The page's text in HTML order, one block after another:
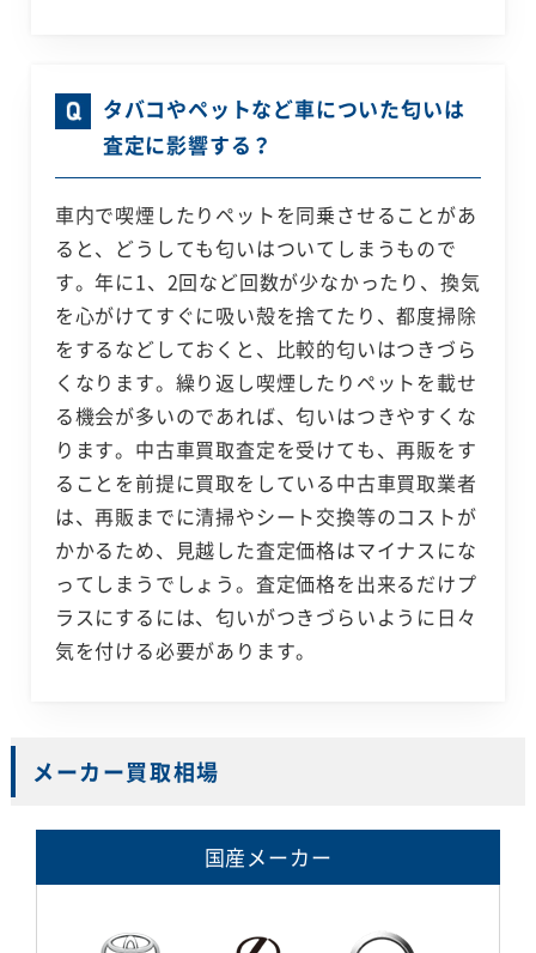
タバコやペットなど車についた匂いは
査定に影響する？
車内で喫煙したりペットを同乗させることがあ
ると、どうしても匂いはついてしまうもので
す。年に1、2回など回数が少なかったり、換気
を心がけてすぐに吸い殻を捨てたり、都度掃除
をするなどしておくと、比較的匂いはつきづら
くなります。繰り返し喫煙したりペットを載せ
る機会が多いのであれば、匂いはつきやすくな
ります。中古車買取査定を受けても、再販をす
ることを前提に買取をしている中古車買取業者
は、再販までに清掃やシート交換等のコストが
かかるため、見越した査定価格はマイナスにな
ってしまうでしょう。査定価格を出来るだけプ
ラスにするには、匂いがつきづらいように日々
気を付ける必要があります。
メーカー買取相場
国産メーカー